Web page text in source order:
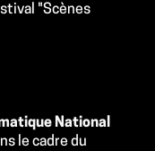
"Scènes
National
le cadre du